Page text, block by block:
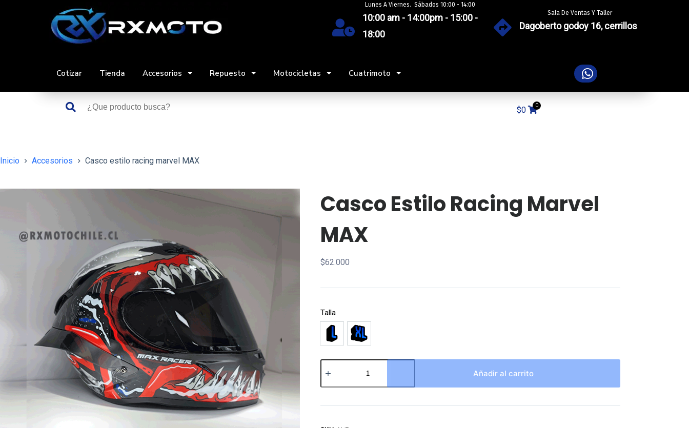
Lunes A Viernes. Sábados 10:00 - 14:00
10:00 am - 14:00pm - 15:00 -
18:00
Sala De Ventas Y Taller
Dagoberto godoy 16, cerrillos
Cotizar Tienda Accesorios Repuesto Motocicletas Cuatrimoto
$0
Inicio Accesorios Casco estilo racing marvel MAX
Casco Estilo Racing Marvel
MAX
$62.000
Talla
L XL
estilo
marvel
Añadir al carrito